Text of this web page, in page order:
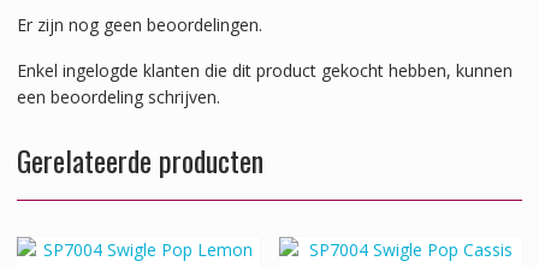
Er zijn nog geen beoordelingen.
Enkel ingelogde klanten die dit product gekocht hebben, kunnen
een beoordeling schrijven.
Gerelateerde producten